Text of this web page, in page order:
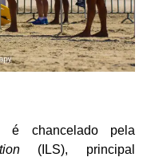
é chancelado pela
(ILS), principal